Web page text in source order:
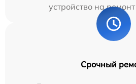
устройство на
Срочный